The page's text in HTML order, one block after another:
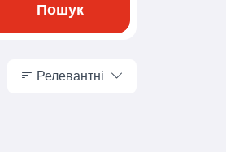
Пошук
Релевантні